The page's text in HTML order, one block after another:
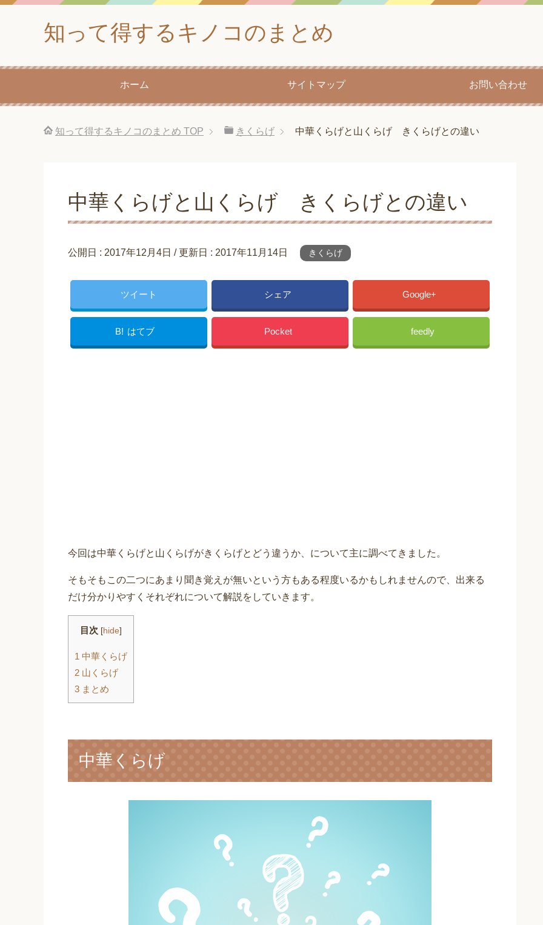
知って得するキノコのまとめ
ホーム サイトマップ お問い合わせ
知って得するキノコのまとめ TOP きくらげ 中華くらげと山くらげ きくらげとの違い
中華くらげと山くらげ きくらげとの違い
公開日 : 2017年12月4日 / 更新日 : 2017年11月14日 きくらげ
ツイート シェア Google+
B! はてブ Pocket feedly
今回は中華くらげと山くらげがきくらげとどう違うか、について主に調べてきました。
そもそもこの二つにあまり聞き覚えが無いという方もある程度いるかもしれませんので、出来る
だけ分かりやすくそれぞれについて解説をしていきます。
目次 [hide]
1 中華くらげ
2 山くらげ
3 まとめ
中華くらげ